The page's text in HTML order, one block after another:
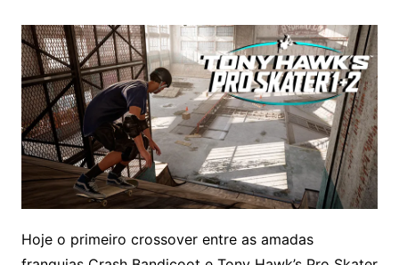
Hoje o primeiro crossover entre as amadas